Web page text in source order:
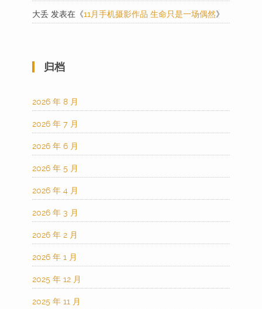
大丢 发表在《11月手机摄影作品 生命只是一场偶然》
归档
2026 年 8 月
2026 年 7 月
2026 年 6 月
2026 年 5 月
2026 年 4 月
2026 年 3 月
2026 年 2 月
2026 年 1 月
2025 年 12 月
2025 年 11 月